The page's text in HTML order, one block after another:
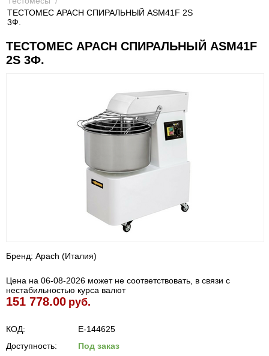
ТЕСТОМЕС APACH СПИРАЛЬНЫЙ ASM41F 2S
3Ф.
ТЕСТОМЕС APACH СПИРАЛЬНЫЙ ASM41F
2S 3Ф.
Бренд: Apach (Италия)
Цена на 06-08-2026 может не соответствовать, в связи с
нестабильностью курса валют
151 778.00 руб.
КОД:
E-144625
Доступность:
Под заказ